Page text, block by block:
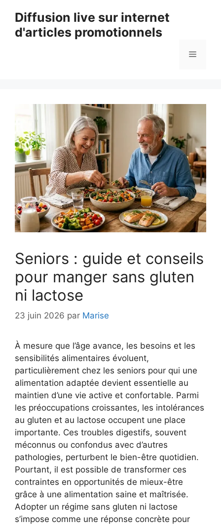
contenu
Diffusion live sur internet
d'articles promotionnels
Menu
Seniors : guide et conseils
pour manger sans gluten
ni lactose
23 juin 2026 par Marise
À mesure que l’âge avance, les besoins et les
sensibilités alimentaires évoluent,
particulièrement chez les seniors pour qui une
alimentation adaptée devient essentielle au
maintien d’une vie active et confortable. Parmi
les préoccupations croissantes, les intolérances
au gluten et au lactose occupent une place
importante. Ces troubles digestifs, souvent
méconnus ou confondus avec d’autres
pathologies, perturbent le bien-être quotidien.
Pourtant, il est possible de transformer ces
contraintes en opportunités de mieux-être
grâce à une alimentation saine et maîtrisée.
Adopter un régime sans gluten ni lactose
s’impose comme une réponse concrète pour